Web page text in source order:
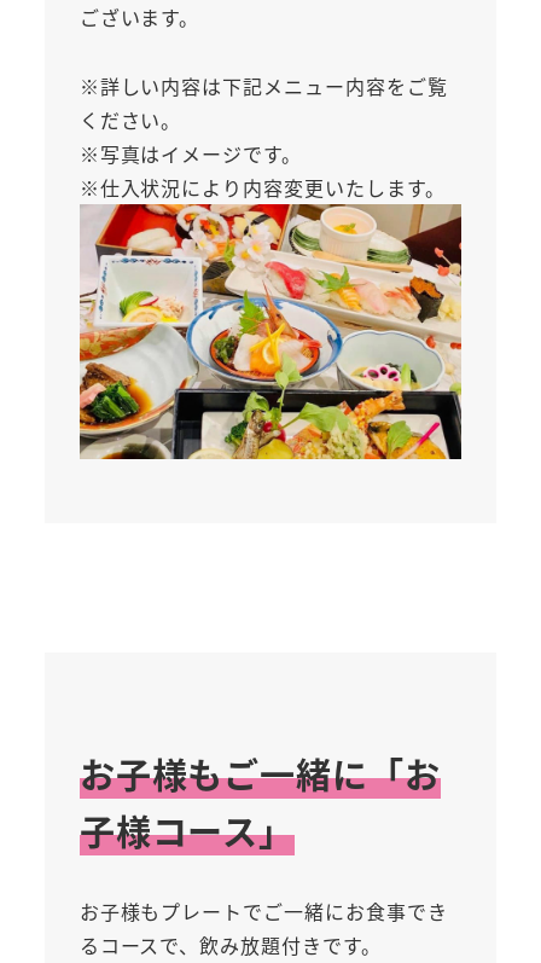
ございます。
※詳しい内容は下記メニュー内容をご覧
ください。
※写真はイメージです。
※仕入状況により内容変更いたします。
お子様もご一緒に「お
子様コース」
お子様もプレートでご一緒にお食事でき
るコースで、飲み放題付きです。